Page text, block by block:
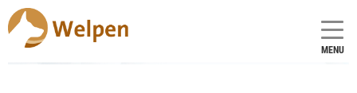
MENU